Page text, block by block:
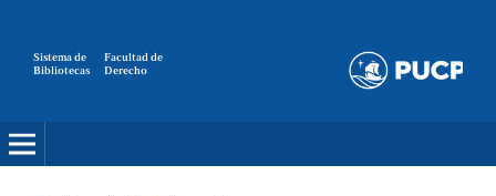
Sistema de
Bibliotecas
Facultad de
Derecho